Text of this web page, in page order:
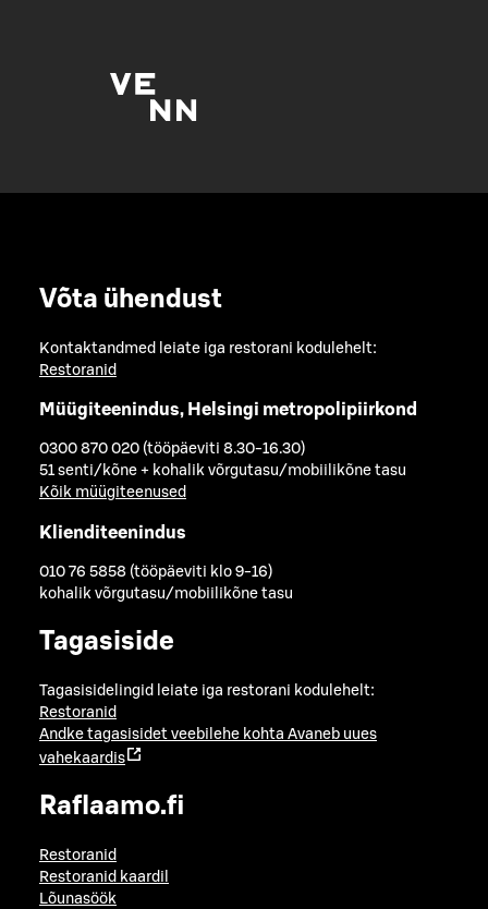
Võta ühendust
Kontaktandmed leiate iga restorani kodulehelt:
Restoranid
Müügiteenindus, Helsingi metropolipiirkond
0300 870 020 (tööpäeviti 8.30-16.30)
51 senti/kõne + kohalik võrgutasu/mobiilikõne tasu
Kõik müügiteenused
Klienditeenindus
010 76 5858 (tööpäeviti klo 9-16)
kohalik võrgutasu/mobiilikõne tasu
Tagasiside
Tagasisidelingid leiate iga restorani kodulehelt:
Restoranid
Andke tagasisidet veebilehe kohta Avaneb uues
vahekaardis
Raflaamo.fi
Restoranid
Restoranid kaardil
Lõunasöök